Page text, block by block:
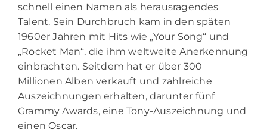
schnell einen Namen als herausragendes
Talent. Sein Durchbruch kam in den späten
1960er Jahren mit Hits wie „Your Song“ und
„Rocket Man“, die ihm weltweite Anerkennung
einbrachten. Seitdem hat er über 300
Millionen Alben verkauft und zahlreiche
Auszeichnungen erhalten, darunter fünf
Grammy Awards, eine Tony-Auszeichnung und
einen Oscar.